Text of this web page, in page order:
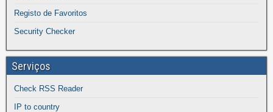
Registo de Favoritos
Security Checker
Serviços
Check RSS Reader
IP to country